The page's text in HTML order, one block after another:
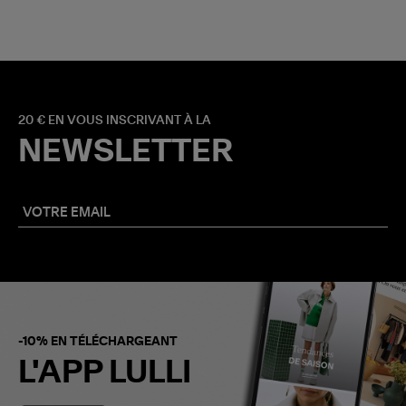
20 € EN VOUS INSCRIVANT À LA
NEWSLETTER
-10% EN TÉLÉCHARGEANT
L'APP LULLI